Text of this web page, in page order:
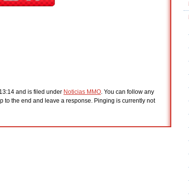
and is filed under Noticias MMO. You can follow any
to the end and leave a response. Pinging is currently not